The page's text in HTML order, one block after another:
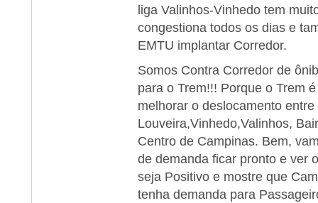
liga Valinhos-Vinhedo tem
congestiona todos os dias e
EMTU implantar Corredor.
Somos Contra Corredor de
para o Trem!!! Porque o Trem
melhorar o deslocamento
Louveira,Vinhedo,Valinhos,
Centro de Campinas. Bem,
de demanda ficar pronto e ver
seja Positivo e mostre que
tenha demanda para